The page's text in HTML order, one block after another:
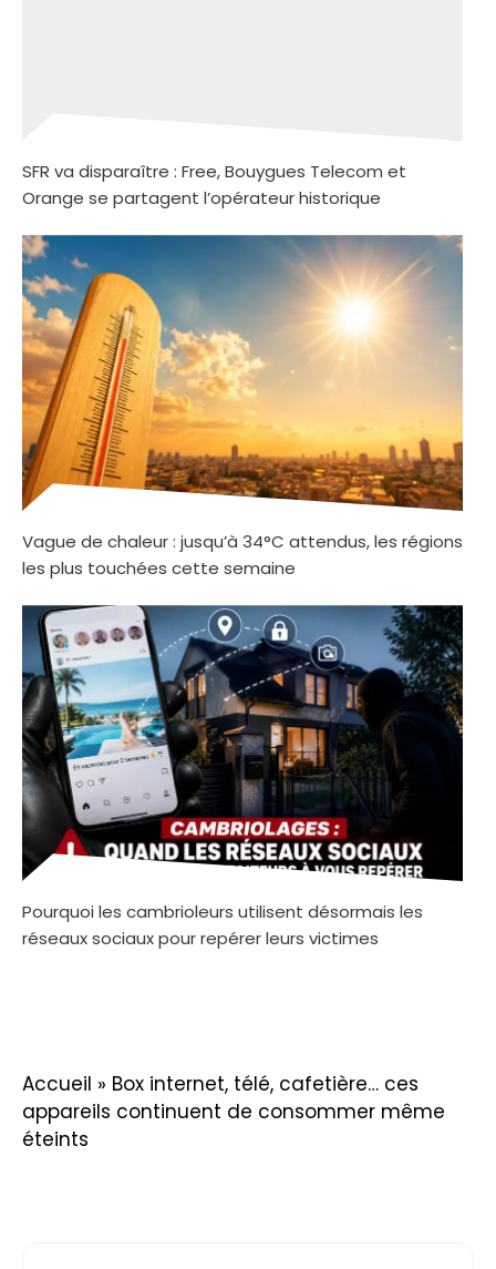
SFR va disparaître : Free, Bouygues Telecom et
Orange se partagent l’opérateur historique
Vague de chaleur : jusqu’à 34°C attendus, les régions
les plus touchées cette semaine
Pourquoi les cambrioleurs utilisent désormais les
réseaux sociaux pour repérer leurs victimes
Accueil » Box internet, télé, cafetière… ces
appareils continuent de consommer même
éteints